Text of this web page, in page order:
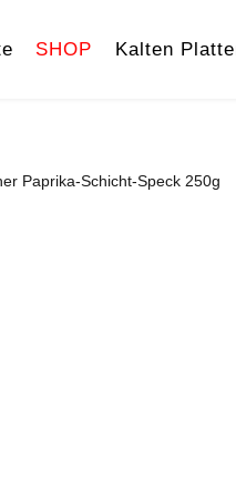
SHOP Kalten
Paprika-Schicht-Speck 250g